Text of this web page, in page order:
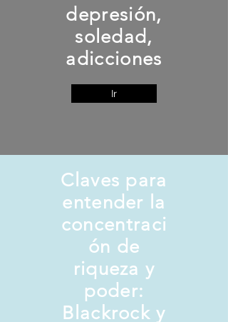
depresión,
soledad,
adicciones
Ir
Claves para
entender la
concentraci
ón de
riqueza y
poder:
Blackrock y